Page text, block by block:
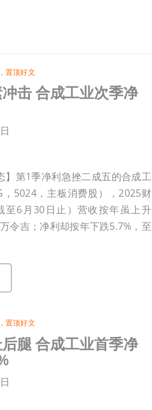
， 置顶好文
击 合成工业次季净
】第1季净利急挫二成五的合成工
，5024，主板消费股），2025财
至6月30日止）营收按年虽上升
令吉；净利却按年下跌5.7%，至
， 置顶好文
腿 合成工业首季净